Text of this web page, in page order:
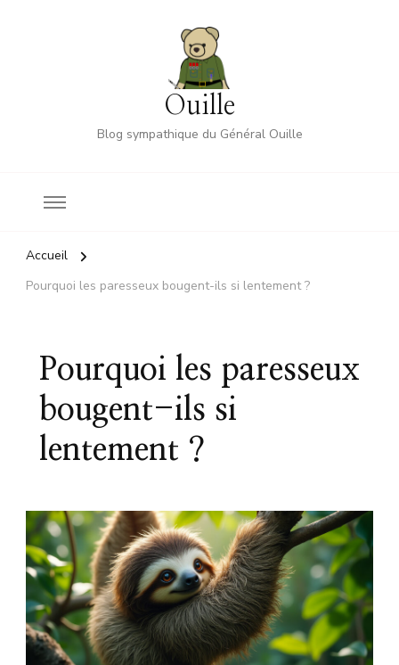
Ouille
Blog sympathique du Général Ouille
Accueil
Pourquoi les paresseux bougent-ils si lentement ?
Pourquoi les paresseux
bougent-ils si
lentement ?